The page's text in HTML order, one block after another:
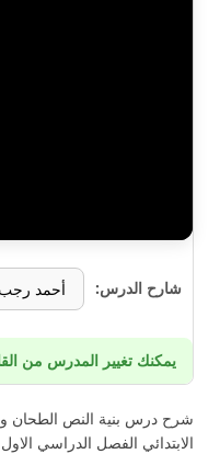
شارح الدرس:
يمكنك تغيير المدرس من
شرح درس بنية النص الطحان
الابتدائي الفصل الدراسي